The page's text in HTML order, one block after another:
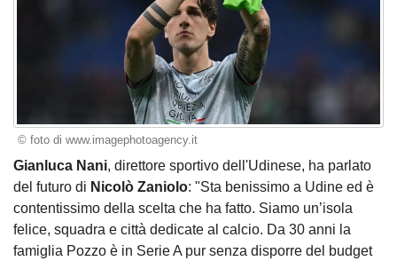
© foto di www.imagephotoagency.it
Gianluca Nani, direttore sportivo dell'Udinese, ha parlato
del futuro di Nicolò Zaniolo: "Sta benissimo a Udine ed è
contentissimo della scelta che ha fatto. Siamo un’isola
felice, squadra e città dedicate al calcio. Da 30 anni la
famiglia Pozzo è in Serie A pur senza disporre del budget